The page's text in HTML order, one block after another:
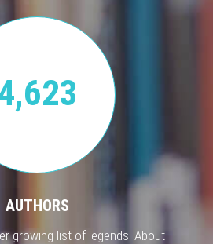
AUTHORS
growing list of legends. About